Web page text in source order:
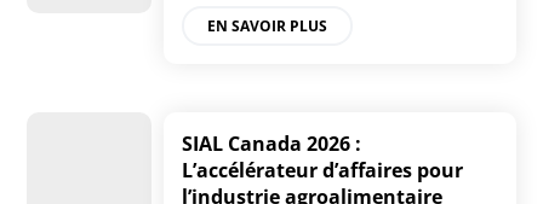
EN SAVOIR PLUS
SIAL Canada 2026 :
L’accélérateur d’affaires pour
l’industrie agroalimentaire